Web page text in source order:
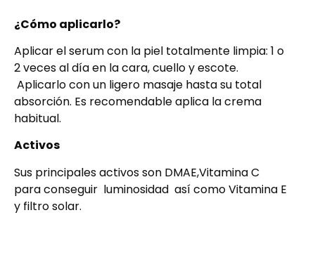
¿Cómo aplicarlo?
Aplicar el serum con la piel totalmente limpia: 1 o
2 veces al día en la cara, cuello y escote.
Aplicarlo con un ligero masaje hasta su total
absorción. Es recomendable aplica la crema
habitual.
Activos
Sus principales activos son DMAE,Vitamina C
para conseguir luminosidad así como Vitamina E
y filtro solar.